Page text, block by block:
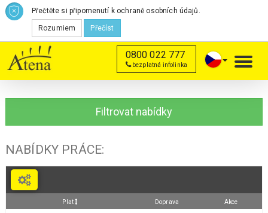
Přečtěte si připomenutí k ochraně osobních údajů.
Rozumiem Přečíst
0800 022 777
bezplatná infolinka
Filtrovat nabídky
NABÍDKY PRÁCE:
Plat Doprava Akce